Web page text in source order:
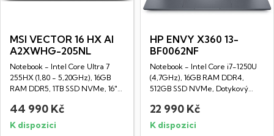
MSI VECTOR 16 HX AI
A2XWHG-205NL
Notebook - Intel Core Ultra 7
255HX (1,80 - 5,20GHz), 16GB
RAM DDR5, 1TB SSD NVMe, 16"
44 990 Kč
K dispozici
HP ENVY X360 13-
BF0062NF
Notebook - Intel Core i7-1250U
(4,7GHz), 16GB RAM DDR4,
512GB SSD NVMe, Dotykový
22 990 Kč
K dispozici